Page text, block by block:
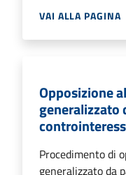
VAI ALLA PAGINA
Opposizione
generalizzato
Procedimento di
generalizzato da